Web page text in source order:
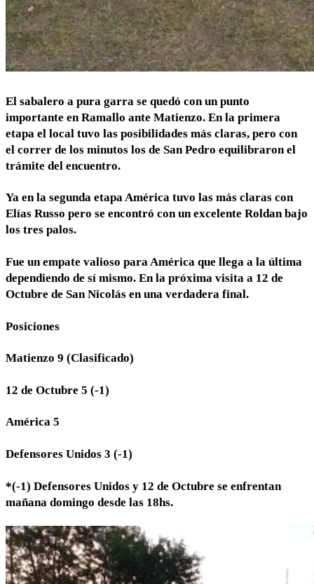
El sabalero a pura garra se quedó con un punto
importante en Ramallo ante Matienzo. En la primera
etapa el local tuvo las posibilidades más claras, pero con
el correr de los minutos los de San Pedro equilibraron el
trámite del encuentro.
Ya en la segunda etapa América tuvo las más claras con
Elías Russo pero se encontró con un excelente Roldan bajo
los tres palos.
Fue un empate valioso para América que llega a la última
dependiendo de sí mismo. En la próxima visita a 12 de
Octubre de San Nicolás en una verdadera final.
Posiciones
Matienzo 9 (Clasificado)
12 de Octubre 5 (-1)
América 5
Defensores Unidos 3 (-1)
*(-1) Defensores Unidos y 12 de Octubre se enfrentan
mañana domingo desde las 18hs.